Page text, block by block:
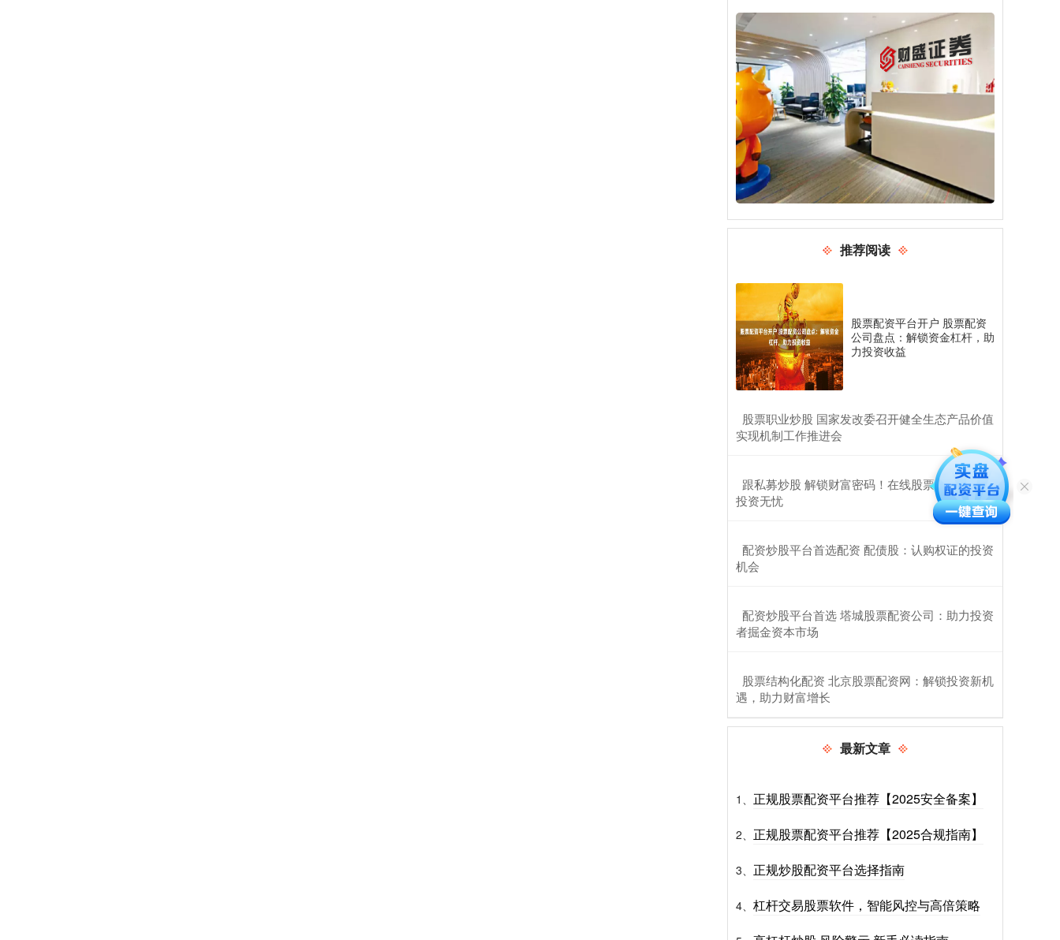
推荐阅读
股票配资平台开户 股票配资
公司盘点：解锁资金杠杆，助
力投资收益
​股票职业炒股 国家发改委召开健全生态产品价值
实现机制工作推进会
​跟私募炒股 解锁财富密码！在线股票配资，助你
投资无忧
​配资炒股平台首选配资 配债股：认购权证的投资
机会
​配资炒股平台首选 塔城股票配资公司：助力投资
者掘金资本市场
​股票结构化配资 北京股票配资网：解锁投资新机
遇，助力财富增长
最新文章
1、 正规股票配资平台推荐【2025安全备案】
2、 正规股票配资平台推荐【2025合规指南】
3、 正规炒股配资平台选择指南
4、 杠杆交易股票软件，智能风控与高倍策略